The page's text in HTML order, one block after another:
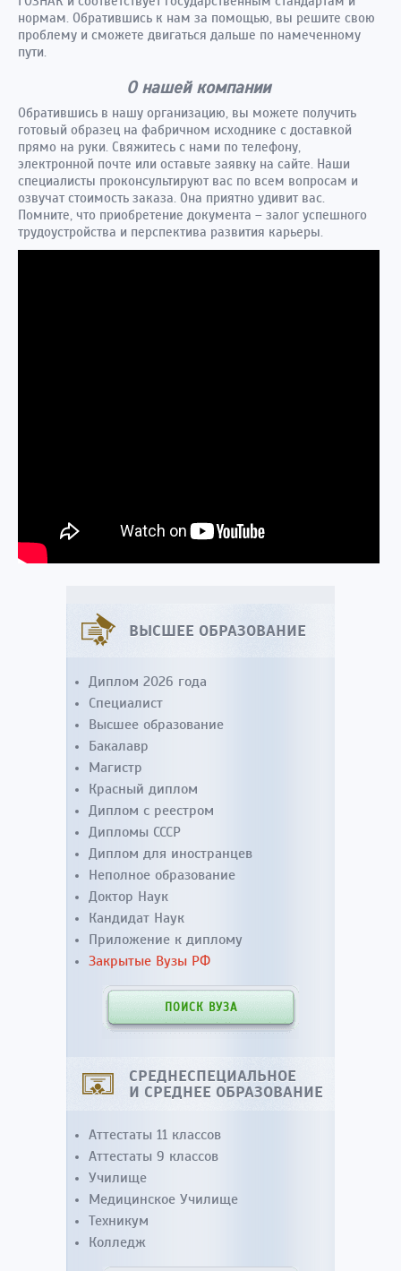
нормам. Обратившись к нам за помощью, вы решите свою
проблему и сможете двигаться дальше по намеченному
пути.
О нашей компании
Обратившись в нашу организацию, вы можете получить
готовый образец на фабричном исходнике с доставкой
прямо на руки. Свяжитесь с нами по телефону,
электронной почте или оставьте заявку на сайте. Наши
специалисты проконсультируют вас по всем вопросам и
озвучат стоимость заказа. Она приятно удивит вас.
Помните, что приобретение документа – залог успешного
трудоустройства и перспектива развития карьеры.
ВЫСШЕЕ ОБРАЗОВАНИЕ
Диплом 2026 года
Специалист
Высшее образование
Бакалавр
Магистр
Красный диплом
Диплом с реестром
Дипломы СССР
Диплом для иностранцев
Неполное образование
Доктор Наук
Кандидат Наук
Приложение к диплому
Закрытые Вузы РФ
ПОИСК ВУЗА
СРЕДНЕСПЕЦИАЛЬНОЕ
И СРЕДНЕЕ ОБРАЗОВАНИЕ
Аттестаты 11 классов
Аттестаты 9 классов
Училище
Медицинское Училище
Техникум
Колледж